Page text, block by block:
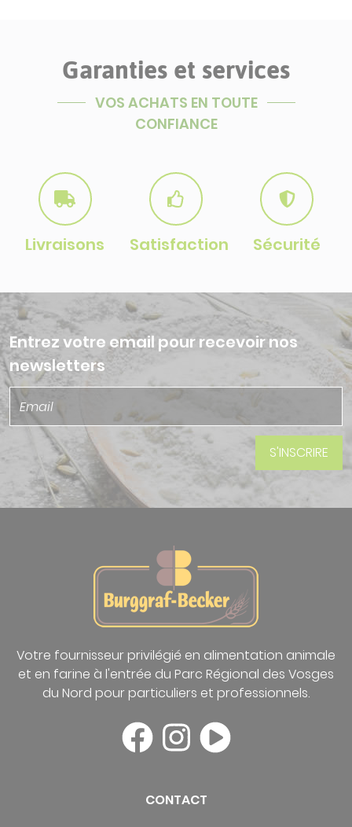
Garanties et services
VOS ACHATS EN TOUTE
CONFIANCE
Livraisons Satisfaction Sécurité
Entrez votre email pour recevoir nos
newsletters
Votre fournisseur privilégié en alimentation animale
et en farine à l'entrée du Parc Régional des Vosges
du Nord pour particuliers et professionnels.
CONTACT